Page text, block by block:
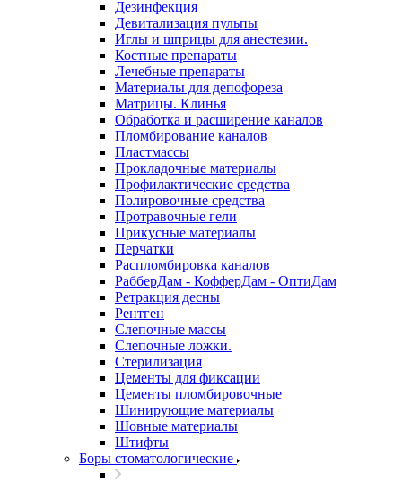
Дезинфекция
Девитализация пульпы
Иглы и шприцы для анестезии.
Костные препараты
Лечебные препараты
Материалы для депофореза
Матрицы. Клинья
Обработка и расширение каналов
Пломбирование каналов
Пластмассы
Прокладочные материалы
Профилактические средства
Полировочные средства
Протравочные гели
Прикусные материалы
Перчатки
Распломбировка каналов
РабберДам - КофферДам - ОптиДам
Ретракция десны
Рентген
Слепочные массы
Слепочные ложки.
Стерилизация
Цементы для фиксации
Цементы пломбировочные
Шинирующие материалы
Шовные материалы
Штифты
Боры стоматологические